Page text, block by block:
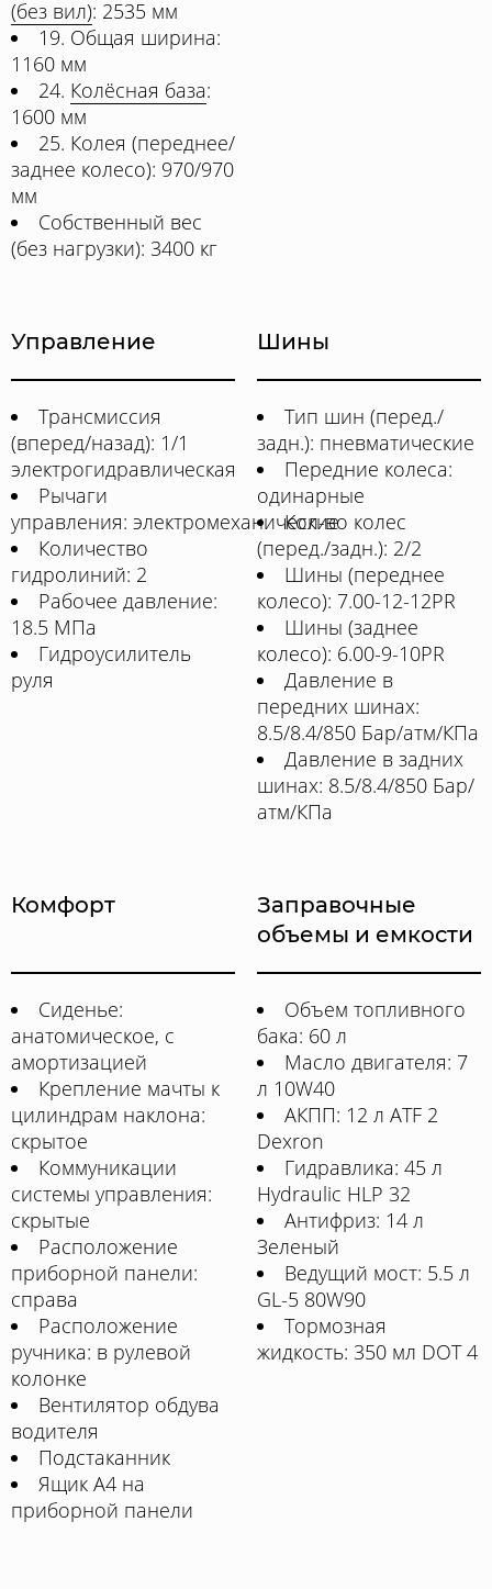
(без вил): 2535 мм
19. Общая ширина:
1160 мм
24. Колёсная база:
1600 мм
25. Колея (переднее/
заднее колесо): 970/970
мм
Собственный вес
(без нагрузки): 3400 кг
Управление
Трансмиссия
(вперед/назад): 1/1
электрогидравлическая
Рычаги
управления: электромеханические
Количество
гидролиний: 2
Рабочее давление:
18.5 МПа
Гидроусилитель
руля
Шины
Тип шин (перед./
задн.): пневматические
Передние колеса:
одинарные
Кол-во колес
(перед./задн.): 2/2
Шины (переднее
колесо): 7.00-12-12PR
Шины (заднее
колесо): 6.00-9-10PR
Давление в
передних шинах:
8.5/8.4/850 Бар/атм/КПа
Давление в задних
шинах: 8.5/8.4/850 Бар/
атм/КПа
Комфорт
Сиденье:
анатомическое, с
амортизацией
Крепление мачты к
цилиндрам наклона:
скрытое
Коммуникации
системы управления:
скрытые
Расположение
приборной панели:
справа
Расположение
ручника: в рулевой
колонке
Вентилятор обдува
водителя
Подстаканник
Ящик А4 на
приборной панели
Заправочные
объемы и емкости
Объем топливного
бака: 60 л
Масло двигателя: 7
л 10W40
АКПП: 12 л ATF 2
Dexron
Гидравлика: 45 л
Hydraulic HLP 32
Антифриз: 14 л
Зеленый
Ведущий мост: 5.5 л
GL-5 80W90
Тормозная
жидкость: 350 мл DOT 4